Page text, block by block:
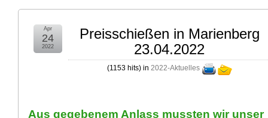
Preisschießen in Marienberg
23.04.2022
(1153 hits) in 2022-Aktuelles
Apr
24
2022
Aus gegebenem Anlass mussten wir unser